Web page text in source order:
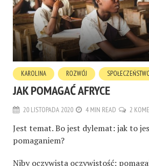
KAROLINA ROZWÓJ
JAK POMAGAĆ AFRYCE
20 LISTOPADA 2020 4 MIN READ 2
Jest temat. Bo jest dylemat: jak to
pomaganiem?
Niby oczywista oczywistość: